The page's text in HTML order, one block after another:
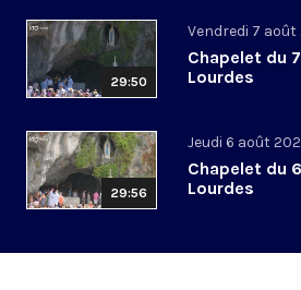
29:50
Vendredi 7 août
Chapelet du
Lourdes
29:56
Jeudi 6 août
Chapelet du
Lourdes